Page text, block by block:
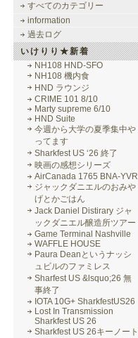
すべてのカテゴリー
information
過去ログ
いけりり★新着
NH108 HND-SFO
NH108 機内食
HND ラウンジ
CRIME 101 8/10
Marty supreme 6/10
HND Suite
今週から大学の夏季集中や
ってます
Sharkfest US ‘26 終了
映画の感想シリーズ
AirCanada 1765 BNA-YVR
ジャックダニエルのおみや
げとかごはん
Jack Daniel Distirary ジャ
ックダニエル醸造所ツアー
Game Terminal Nashville
WAFFLE HOUSE
Paura Deanというナッシ
ュビルのファミレス
Sharfest US &lsquo;26 無
事終了
IOTA 10G+ SharkfestUS26
Lost In Transmission
Sharkfest US 26
Sharkfest US 26キーノート